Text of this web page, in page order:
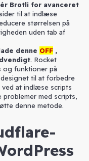
Brotli for avanceret
til at indlæse
størrelsen på
uden tab af
denne OFF ,
. Rocket
og funktioner på
til at forbedre
at indlæse scripts
problemer med scripts,
denne metode.